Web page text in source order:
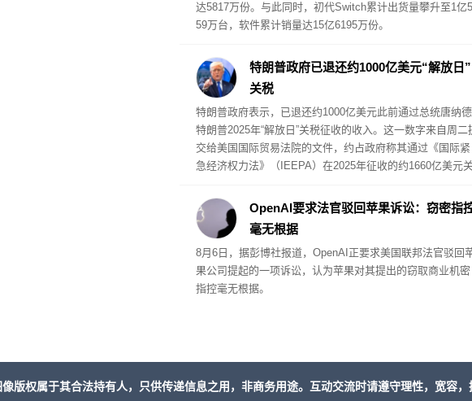
达5817万份。与此同时，初代Switch累计出货量攀升至1亿
59万台，软件累计销量达15亿6195万份。
特朗普政府已退还约1000亿美元“解放日”
关税
特朗普政府表示，已退还约1000亿美元此前通过总统唐纳德
特朗普2025年“解放日”关税征收的收入。这一数字来自周二
交给美国国际贸易法院的文件，约占政府称其通过《国际紧
急经济权力法》（IEEPA）在2025年征收的约1660亿美元关
OpenAI要求法官驳回苹果诉讼：窃密指
毫无根据
8月6日，据彭博社报道，OpenAI正要求美国联邦法官驳回
果公司提起的一项诉讼，认为苹果对其提出的窃取商业机密
指控毫无根据。
版权属于其合法持有人，只供传递信息之用，非商务用途。互动交流时请遵守理性，宽容，